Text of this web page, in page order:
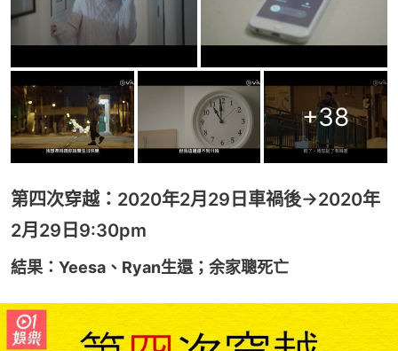
+38
第四次穿越：2020年2月29日車禍後→2020年
2月29日9:30pm
結果：Yeesa、Ryan生還；余家聰死亡